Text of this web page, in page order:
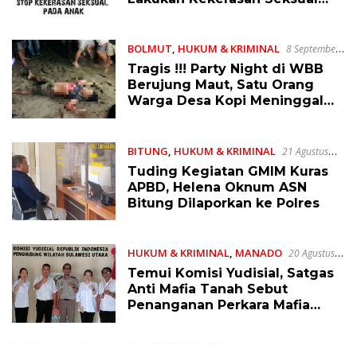
BOLMUT, HUKUM & KRIMINAL 8 September
2024
Tragis !!! Party Night di WBB
Berujung Maut, Satu Orang
Warga Desa Kopi Meninggal
BITUNG, HUKUM & KRIMINAL 21 Agustus
2024
Tuding Kegiatan GMIM Kuras
APBD, Helena Oknum ASN
Bitung Dilaporkan ke Polres
HUKUM & KRIMINAL, MANADO 20 Agustus
2024
Temui Komisi Yudisial, Satgas
Anti Mafia Tanah Sebut
Penanganan Perkara Mafia